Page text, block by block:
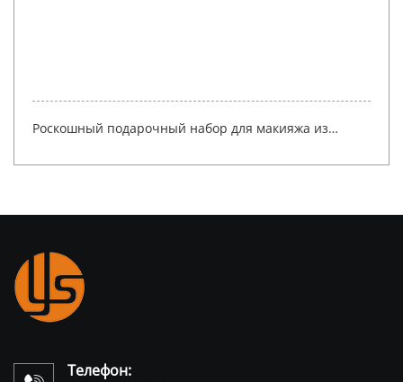
Роскошный подарочный набор для макияжа из
косметическая упаковка со вставкой
Телефон: